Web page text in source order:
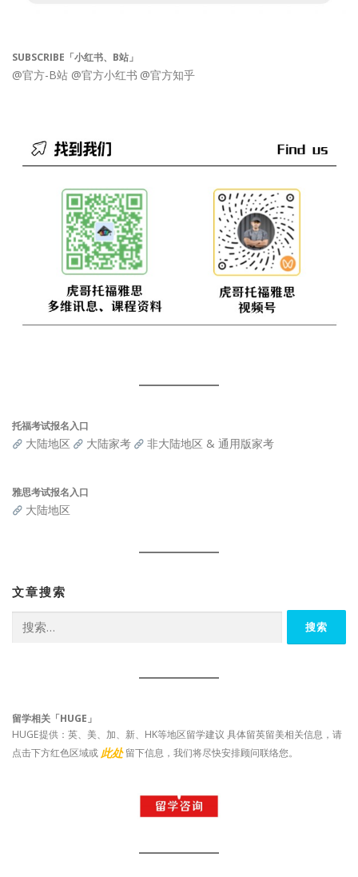
SUBSCRIBE「小红书、B站」
@官方-B站 @官方小红书 @官方知乎
托福考试报名入口
大陆地区 大陆家考 非大陆地区 & 通用版家考
雅思考试报名入口
大陆地区
文章搜索
索：
留学相关「HUGE」
HUGE提供：英、美、加、新、HK等地区留学建议 具体留英留美相关信息，请
点击下方红色区域或 此处 留下信息，我们将尽快安排顾问联络您。